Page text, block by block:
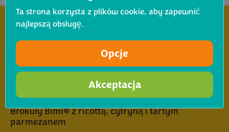
Ta strona korzysta z plików cookie, aby zapewnić
najlepszą obsługę.
Opcje
Akceptacja
Brokuły Bimi® z Ricottą, Cytryną i Tartym
Parmezanem
Brokuły Bimi® z ricottą, cytryną i tartym
parmezanem